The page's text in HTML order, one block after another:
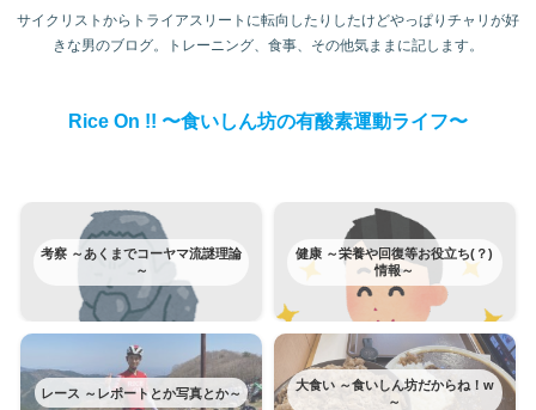
サイクリストからトライアスリートに転向したりしたけどやっぱりチャリが好
きな男のブログ。トレーニング、食事、その他気ままに記します。
Rice On !! 〜食いしん坊の有酸素運動ライフ〜
考察 ～あくまでコーヤマ流謎理論
～
健康 ～栄養や回復等お役立ち(？)
情報～
レース ～レポートとか写真とか～
大食い ～食いしん坊だからね！w
～